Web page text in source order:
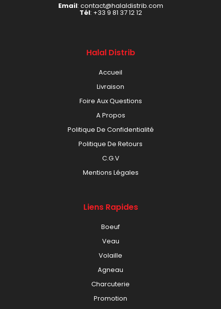
Email: contact@halaldistrib.com
Tél: +33 9 81 37 12 12
Halal Distrib
Accueil
Livraison
Foire Aux Questions
A Propos
Politique De Confidentialité
Politique De Retours
C.G.V
Mentions Légales
Liens Rapides
Boeuf
Veau
Volaille
Agneau
Charcuterie
Promotion